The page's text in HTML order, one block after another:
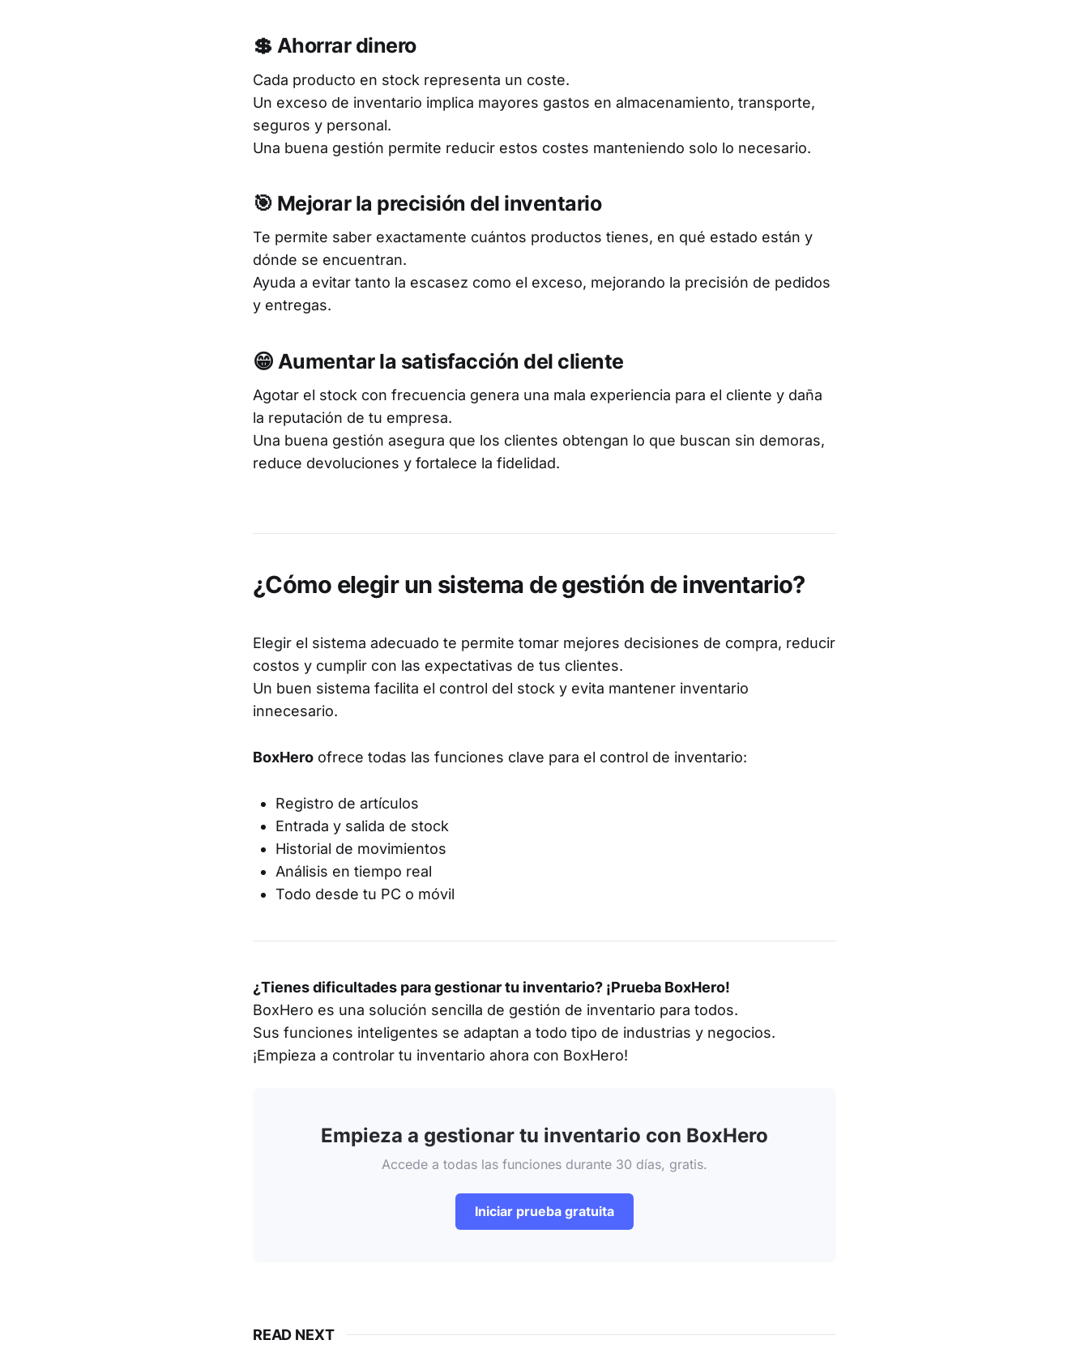
💲 Ahorrar dinero
Cada producto en stock representa un coste.
Un exceso de inventario implica mayores gastos en almacenamiento, transporte,
seguros y personal.
Una buena gestión permite reducir estos costes manteniendo solo lo necesario.
🎯 Mejorar la precisión del inventario
Te permite saber exactamente cuántos productos tienes, en qué estado están y
dónde se encuentran.
Ayuda a evitar tanto la escasez como el exceso, mejorando la precisión de pedidos
y entregas.
😁 Aumentar la satisfacción del cliente
Agotar el stock con frecuencia genera una mala experiencia para el cliente y daña
la reputación de tu empresa.
Una buena gestión asegura que los clientes obtengan lo que buscan sin demoras,
reduce devoluciones y fortalece la fidelidad.
¿Cómo elegir un sistema de gestión de inventario?
Elegir el sistema adecuado te permite tomar mejores decisiones de compra, reducir
costos y cumplir con las expectativas de tus clientes.
Un buen sistema facilita el control del stock y evita mantener inventario
innecesario.
BoxHero ofrece todas las funciones clave para el control de inventario:
Registro de artículos
Entrada y salida de stock
Historial de movimientos
Análisis en tiempo real
Todo desde tu PC o móvil
¿Tienes dificultades para gestionar tu inventario? ¡Prueba BoxHero!
BoxHero es una solución sencilla de gestión de inventario para todos.
Sus funciones inteligentes se adaptan a todo tipo de industrias y negocios.
¡Empieza a controlar tu inventario ahora con BoxHero!
Empieza a gestionar tu inventario con BoxHero
Accede a todas las funciones durante 30 días, gratis.
Iniciar prueba gratuita
READ NEXT